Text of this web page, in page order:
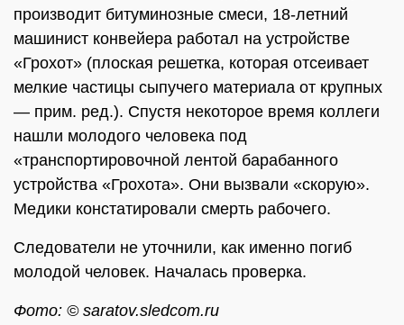
производит битуминозные смеси, 18-летний
машинист конвейера работал на устройстве
«Грохот» (плоская решетка, которая отсеивает
мелкие частицы сыпучего материала от крупных
— прим. ред.). Спустя некоторое время коллеги
нашли молодого человека под
«транспортировочной лентой барабанного
устройства «Грохота». Они вызвали «скорую».
Медики констатировали смерть рабочего.
Следователи не уточнили, как именно погиб
молодой человек. Началась проверка.
Фото: © saratov.sledcom.ru